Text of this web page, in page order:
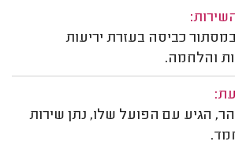
כביסה בעזרת יריעות
והלחמה.
הגיע עם הפועל שלו, נתן שירות